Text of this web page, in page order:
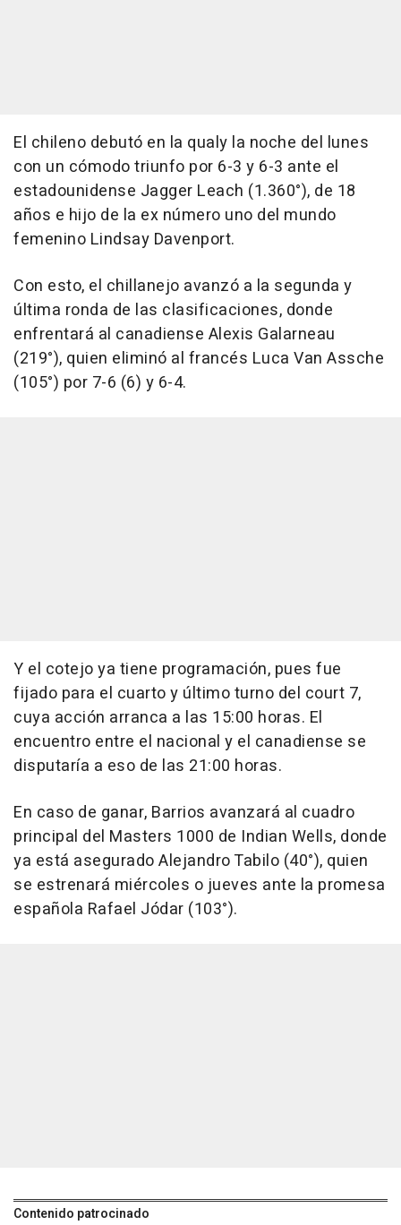
El chileno debutó en la qualy la noche del lunes
con un cómodo triunfo por 6-3 y 6-3 ante el
estadounidense Jagger Leach (1.360°), de 18
años e hijo de la ex número uno del mundo
femenino Lindsay Davenport.
Con esto, el chillanejo avanzó a la segunda y
última ronda de las clasificaciones, donde
enfrentará al canadiense Alexis Galarneau
(219°), quien eliminó al francés Luca Van Assche
(105°) por 7-6 (6) y 6-4.
Y el cotejo ya tiene programación, pues fue
fijado para el cuarto y último turno del court 7,
cuya acción arranca a las 15:00 horas. El
encuentro entre el nacional y el canadiense se
disputaría a eso de las 21:00 horas.
En caso de ganar, Barrios avanzará al cuadro
principal del Masters 1000 de Indian Wells, donde
ya está asegurado Alejandro Tabilo (40°), quien
se estrenará miércoles o jueves ante la promesa
española Rafael Jódar (103°).
Contenido patrocinado